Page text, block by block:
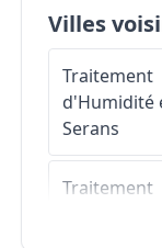
Villes
Traitement
d'Humidité
Serans
Traitement